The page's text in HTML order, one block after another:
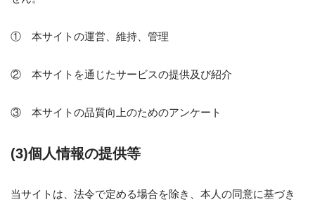
① 本サイトの運営、維持、管理
② 本サイトを通じたサービスの提供及び紹介
③ 本サイトの品質向上のためのアンケート
(3)個人情報の提供等
当サイトは、法令で定める場合を除き、本人の同意に基づき